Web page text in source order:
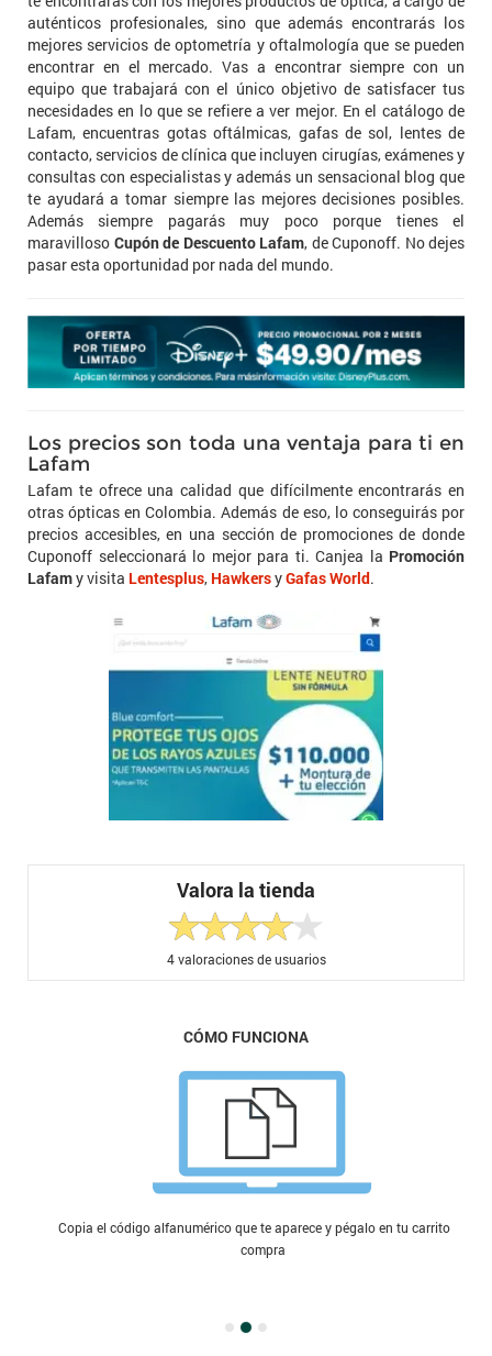
auténticos profesionales, sino que además encontrarás los
mejores servicios de optometría y oftalmología que se pueden
encontrar en el mercado. Vas a encontrar siempre con un
equipo que trabajará con el único objetivo de satisfacer tus
necesidades en lo que se refiere a ver mejor. En el catálogo de
Lafam, encuentras gotas oftálmicas, gafas de sol, lentes de
contacto, servicios de clínica que incluyen cirugías, exámenes y
consultas con especialistas y además un sensacional blog que
te ayudará a tomar siempre las mejores decisiones posibles.
Además siempre pagarás muy poco porque tienes el
maravilloso Cupón de Descuento Lafam, de Cuponoff. No dejes
pasar esta oportunidad por nada del mundo.
Los precios son toda una ventaja para ti en
Lafam
Lafam te ofrece una calidad que difícilmente encontrarás en
otras ópticas en Colombia. Además de eso, lo conseguirás por
precios accesibles, en una sección de promociones de donde
Cuponoff seleccionará lo mejor para ti. Canjea la Promoción
Lafamy visita Lentesplus, HawkersyGafas World.
Valora la tienda
4valoraciones de usuarios
CÓMO FUNCIONA
Copia el código alfanumérico que te aparece y pégalo en tu carrito de
compra